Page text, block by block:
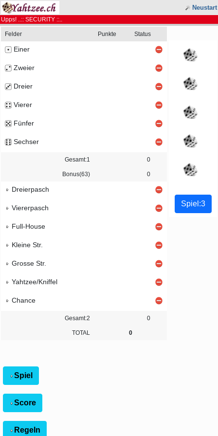
Neustart
Upps! ..:: SECURITY ::..
Felder Punkte Status
Einer
Zweier
Dreier
Vierer
Fünfer
Sechser
Gesamt:1 0
Bonus(63) 0
Dreierpasch
Viererpasch
Full-House
Kleine Str.
Grosse Str.
Yahtzee/Kniffel
Chance
Gesamt:2 0
TOTAL 0
Spiel
Score
Regeln